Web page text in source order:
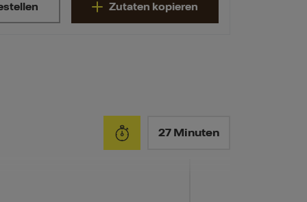
Zutaten kopieren
27 Minuten